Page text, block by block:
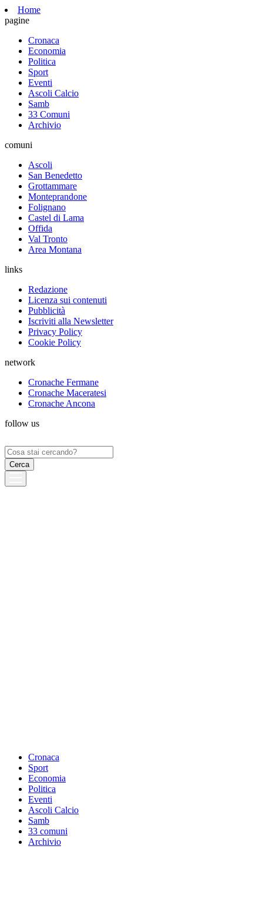
Home
pagine
Cronaca
Economia
Politica
Sport
Eventi
Ascoli Calcio
Samb
33 Comuni
Archivio
comuni
Ascoli
San Benedetto
Grottammare
Monteprandone
Folignano
Castel di Lama
Offida
Val Tronto
Area Montana
links
Redazione
Licenza sui contenuti
Pubblicità
Iscriviti alla Newsletter
Privacy Policy
Cookie Policy
network
Cronache Fermane
Cronache Maceratesi
Cronache Ancona
follow us
Ricerca
per:
Cronaca
Sport
Economia
Politica
Eventi
Ascoli Calcio
Samb
33 comuni
Archivio